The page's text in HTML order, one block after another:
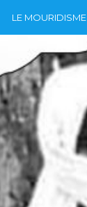
LE MOURIDISME